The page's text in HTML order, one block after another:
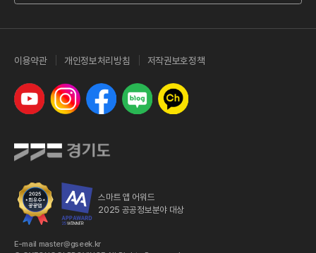
이용약관 개인정보처리방침 저작권보호정책
유튜브 인스타그램 페이스북 네이버 블로그카카오톡 채널
스마트 앱 어워드
2025 공공정보분야 대상
E-mail master@gseek.kr